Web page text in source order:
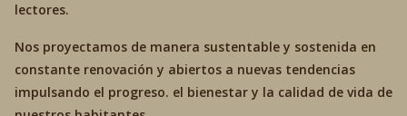
lectores.
Nos proyectamos de manera sustentable y sostenida en
constante renovación y abiertos a nuevas tendencias
impulsando el progreso. el bienestar y la calidad de vida de